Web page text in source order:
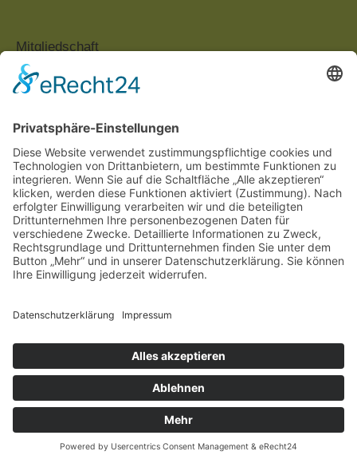
Mitgliedschaft
Der Landestierschutzverband
Baden-Württemberg e.V. ist dem
Deutschen Tierschutzbund e.V. zugeordnet.
© 2026 LANDESTIERSCHUTZVERBAND BADEN-
WÜRTTEMBERG |Impressum|Datenschutz|Sitemap